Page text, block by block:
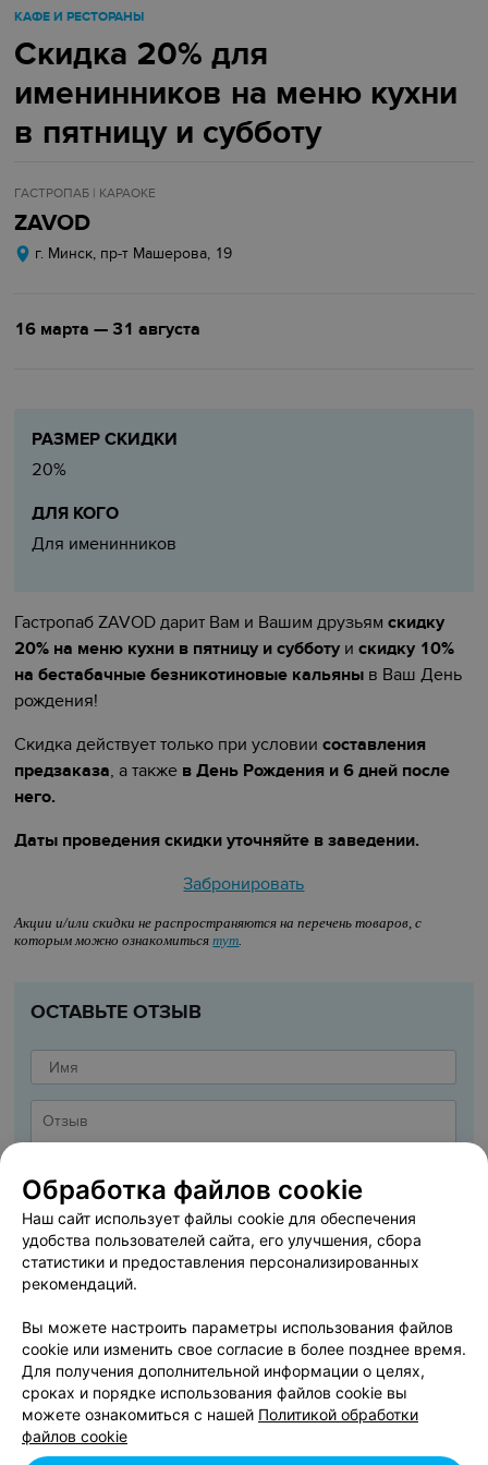
КАФЕ И РЕСТОРАНЫ
Скидка 20% для
именинников на меню кухни
в пятницу и субботу
ГАСТРОПАБ | КАРАОКЕ
ZAVOD
г. Минск, пр-т Машерова, 19
16 марта — 31 августа
РАЗМЕР СКИДКИ
20%
ДЛЯ КОГО
Для именинников
Гастропаб ZAVOD дарит Вам и Вашим друзьямскидку
20% на меню кухни в пятницу и субботу искидку 10%
на бестабачные безникотиновые кальяны в Ваш День
рождения!
Скидка действует только при условии составления
предзаказа, а также в День Рождения и 6 дней после
него.
Даты проведения скидки уточняйте в заведении.
Забронировать
Акции и/или скидки не распространяются на перечень товаров, с
которым можно ознакомитьсятут.
ОСТАВЬТЕ ОТЗЫВ
Я даюСогласие на обработку персональных данных
Обработка файлов cookie
Наш сайт использует файлы cookie для обеспечения
удобства пользователей сайта, его улучшения, сбора
статистики и предоставления персонализированных
рекомендаций.
Вы можете настроить параметры использования файлов
cookie или изменить свое согласие в более позднее время.
Для получения дополнительной информации о целях,
сроках и порядке использования файлов cookie вы
можете ознакомиться с нашей Политикой обработки
файлов cookie